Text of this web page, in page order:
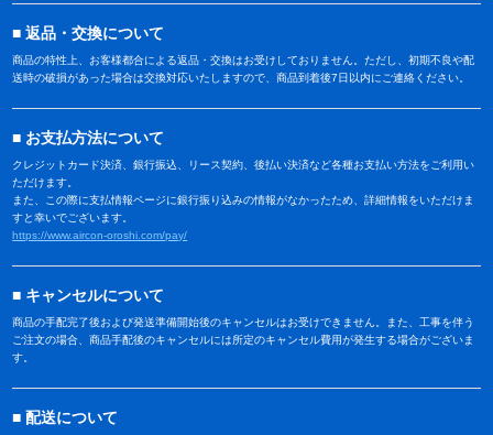
返品・交換について
商品の特性上、お客様都合による返品・交換はお受けしておりません。ただし、初期不良や配
送時の破損があった場合は交換対応いたしますので、商品到着後7日以内にご連絡ください。
お支払方法について
クレジットカード決済、銀行振込、リース契約、後払い決済など各種お支払い方法をご利用い
ただけます。
また、この際に支払情報ページに銀行振り込みの情報がなかったため、詳細情報をいただけま
すと幸いでございます。
https://www.aircon-oroshi.com/pay/
キャンセルについて
商品の手配完了後および発送準備開始後のキャンセルはお受けできません。また、工事を伴う
ご注文の場合、商品手配後のキャンセルには所定のキャンセル費用が発生する場合がございま
す。
配送について